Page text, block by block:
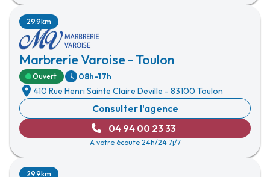
Marbrerie Varoise - Toulon
29.9km
Ouvert
08h-17h
410 Rue Henri Sainte Claire Deville - 83100 Toulon
Consulter l'agence
04 94 00 23 33
A votre écoute 24h/24 7j/7
29.9km